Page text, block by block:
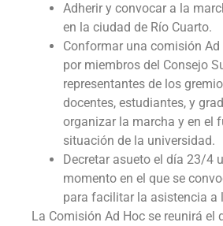
Adherir y convocar a la
en la ciudad de Río Cuarto.
Conformar una comisión
por miembros del Consejo
representantes de los
docentes, estudiantes, y
organizar la marcha y en el
situación de la universidad.
Decretar asueto el día 23/4
momento en el que se
para facilitar la asistencia a
La Comisión Ad Hoc se reunirá el